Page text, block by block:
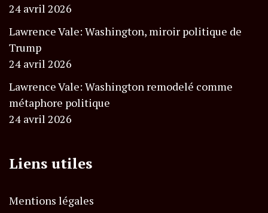
24 avril 2026
Lawrence Vale: Washington, miroir politique de
Trump
24 avril 2026
Lawrence Vale: Washington remodelé comme
métaphore politique
24 avril 2026
Liens utiles
Mentions légales